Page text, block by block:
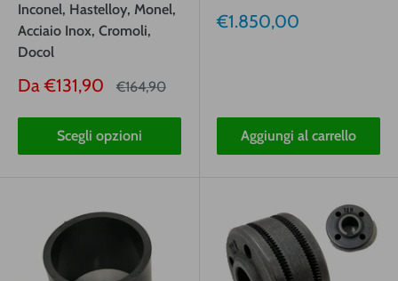
Inconel, Hastelloy, Monel,
Acciaio Inox, Cromoli,
Docol
Prezzo
Da€131,90 Prezzo
€164,90
Scegli opzioni
Prezzo
€1.850,00
Aggiungi al carrello